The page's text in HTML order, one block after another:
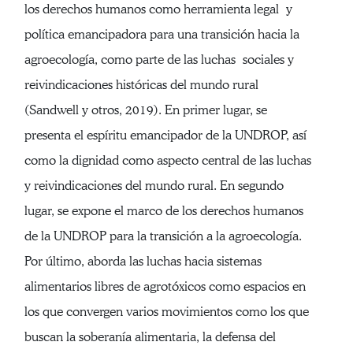
los derechos humanos como herramienta legal y
política emancipadora para una transición hacia la
agroecología, como parte de las luchas sociales y
reivindicaciones históricas del mundo rural
(Sandwell y otros, 2019). En primer lugar, se
presenta el espíritu emancipador de la UNDROP, así
como la dignidad como aspecto central de las luchas
y reivindicaciones del mundo rural. En segundo
lugar, se expone el marco de los derechos humanos
de la UNDROP para la transición a la agroecología.
Por último, aborda las luchas hacia sistemas
alimentarios libres de agrotóxicos como espacios en
los que convergen varios movimientos como los que
buscan la soberanía alimentaria, la defensa del